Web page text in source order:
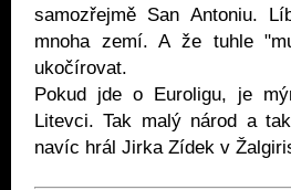
samozřejmě San Antoniu.
mnoha zemí. A že tuhle
ukočírovat.
Pokud jde o Euroligu, je
Litevci. Tak malý národ a
navíc hrál Jirka Zídek v